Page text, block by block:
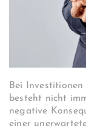
Bei Investitionen
besteht nicht
negative
einer